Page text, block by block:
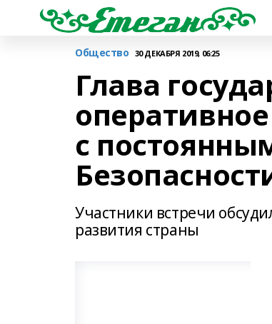
Общество 30 ДЕКАБРЯ 2019, 06:25
Глава
с
Участники встречи
развития страны